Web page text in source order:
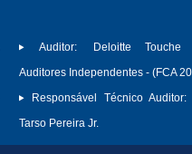
Auditor:
Deloitte Touche
Auditores Independentes - (FCA
Responsável Técnico Auditor:
Tarso Pereira Jr.